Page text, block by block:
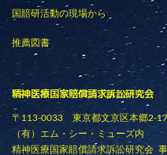
国賠研活動の現場から
推薦図書
精神医療国家賠償請求訴訟研究会
〒113-0033 東京都文京区本郷2-
（有）エム・シー・ミューズ内
精神医療国家賠償請求訴訟研究会